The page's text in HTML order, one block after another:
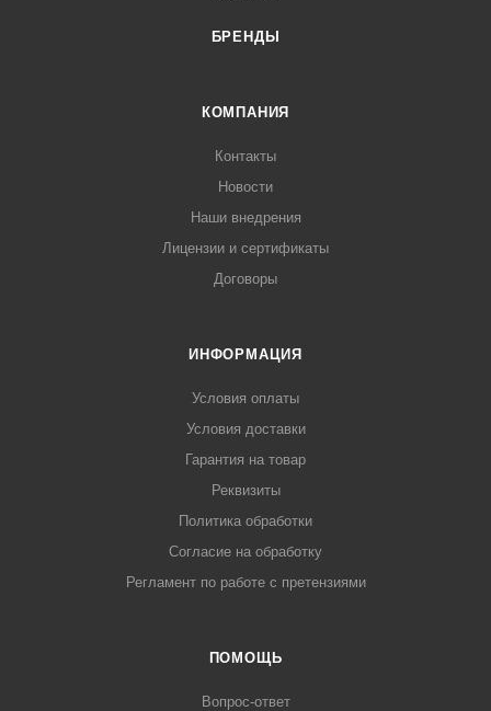
БРЕНДЫ
КОМПАНИЯ
Контакты
Новости
Наши внедрения
Лицензии и сертификаты
Договоры
ИНФОРМАЦИЯ
Условия оплаты
Условия доставки
Гарантия на товар
Реквизиты
Политика обработки
Согласие на обработку
Регламент по работе с претензиями
ПОМОЩЬ
Вопрос-ответ